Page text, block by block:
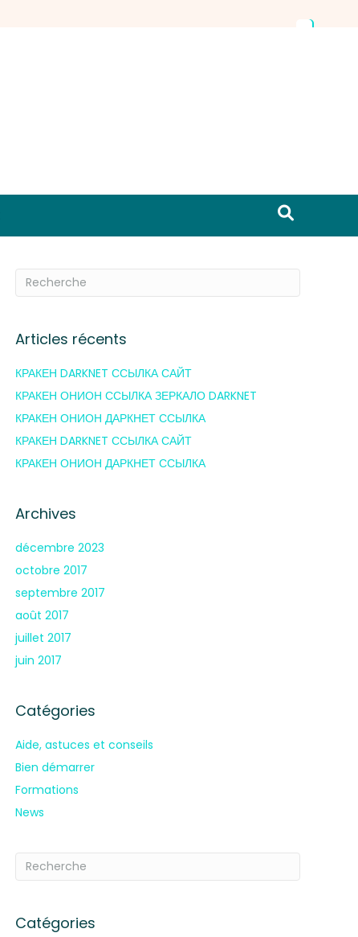
Articles récents
КРАКЕН DARKNET ССЫЛКА САЙТ
КРАКЕН ОНИОН ССЫЛКА ЗЕРКАЛО DARKNET
КРАКЕН ОНИОН ДАРКНЕТ ССЫЛКА
КРАКЕН DARKNET ССЫЛКА САЙТ
КРАКЕН ОНИОН ДАРКНЕТ ССЫЛКА
Archives
décembre 2023
octobre 2017
septembre 2017
août 2017
juillet 2017
juin 2017
Catégories
Aide, astuces et conseils
Bien démarrer
Formations
News
Catégories